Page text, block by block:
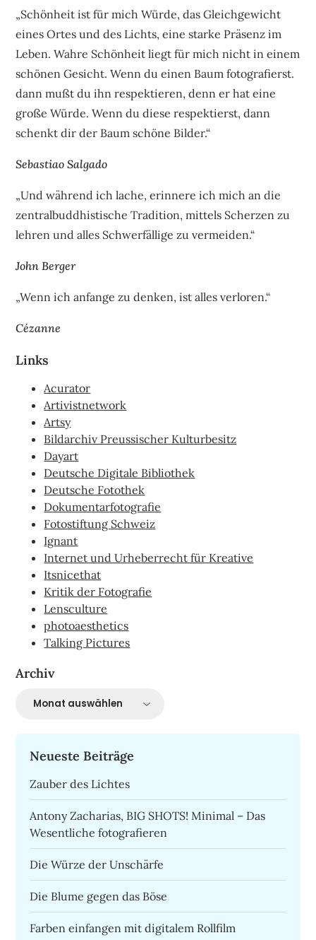
„Schönheit ist für mich Würde, das Gleichgewicht
eines Ortes und des Lichts, eine starke Präsenz im
Leben. Wahre Schönheit liegt für mich nicht in einem
schönen Gesicht. Wenn du einen Baum fotografierst.
dann mußt du ihn respektieren, denn er hat eine
große Würde. Wenn du diese respektierst, dann
schenkt dir der Baum schöne Bilder.“
Sebastiao Salgado
„Und während ich lache, erinnere ich mich an die
zentralbuddhistische Tradition, mittels Scherzen zu
lehren und alles Schwerfällige zu vermeiden.“
John Berger
„Wenn ich anfange zu denken, ist alles verloren.“
Cézanne
Links
Acurator
Artivistnetwork
Artsy
Bildarchiv Preussischer Kulturbesitz
Dayart
Deutsche Digitale Bibliothek
Deutsche Fotothek
Dokumentarfotografie
Fotostiftung Schweiz
Ignant
Internet und Urheberrecht für Kreative
Itsnicethat
Kritik der Fotografie
Lensculture
photoaesthetics
Talking Pictures
Archiv
Archiv
Neueste Beiträge
Zauber des Lichtes
Antony Zacharias, BIG SHOTS! Minimal – Das
Wesentliche fotografieren
Die Würze der Unschärfe
Die Blume gegen das Böse
Farben einfangen mit digitalem Rollfilm